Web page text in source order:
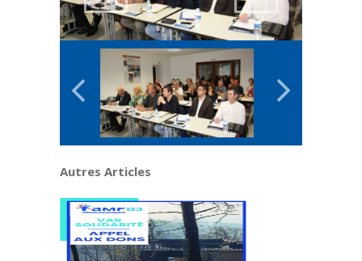
Autres Articles